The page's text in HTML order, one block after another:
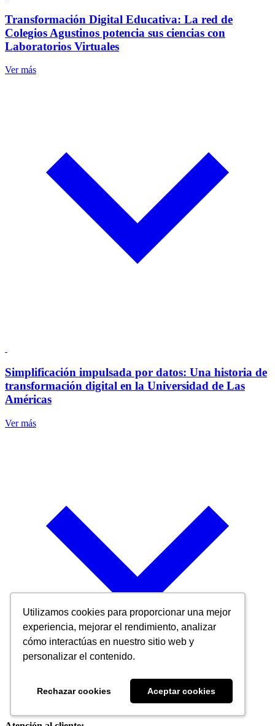
Utilizamos cookies para proporcionar una mejor
experiencia, mejorar el rendimiento, analizar
cómo interactúas en nuestro sitio web y
personalizar el contenido.
Rechazar cookies Aceptar cookies
Utilizamos cookies para proporcionar una mejor
experiencia, mejorar el rendimiento, analizar
cómo interactúas en nuestro sitio web y
personalizar el contenido.
Rechazar cookies Aceptar cookies
Transformación Digital Educativa: La red de
Colegios Agustinos potencia sus ciencias con
Laboratorios Virtuales
Ver más
Simplificación impulsada por datos: Una historia de
transformación digital en la Universidad de Las
Américas
Ver más